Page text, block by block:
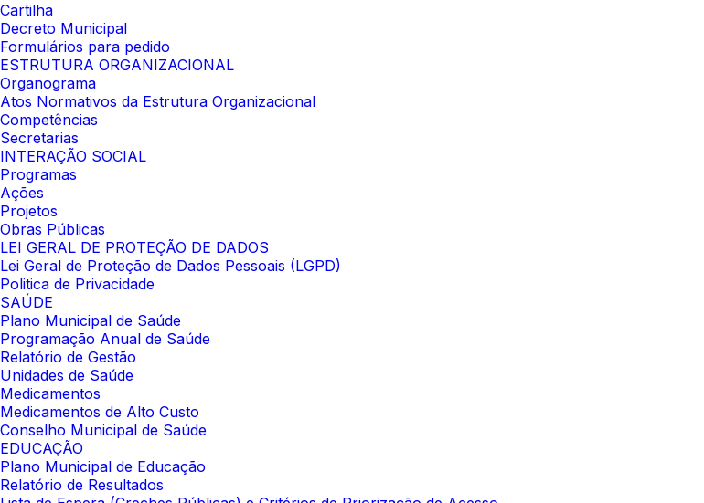
Cartilha
Decreto Municipal
Formulários para pedido
ESTRUTURA ORGANIZACIONAL
Organograma
Atos Normativos da Estrutura Organizacional
Competências
Secretarias
INTERAÇÃO SOCIAL
Programas
Ações
Projetos
Obras Públicas
LEI GERAL DE PROTEÇÃO DE DADOS
Lei Geral de Proteção de Dados Pessoais (LGPD)
Politica de Privacidade
SAÚDE
Plano Municipal de Saúde
Programação Anual de Saúde
Relatório de Gestão
Unidades de Saúde
Medicamentos
Medicamentos de Alto Custo
Conselho Municipal de Saúde
EDUCAÇÃO
Plano Municipal de Educação
Relatório de Resultados